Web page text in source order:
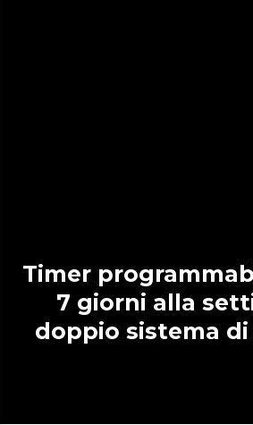
Timer programmabile 24 ore /
7 giorni alla
doppio sistema di